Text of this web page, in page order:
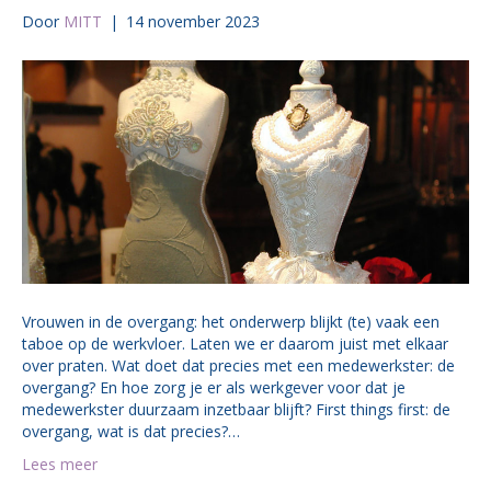
Door MITT | 14 november 2023
Vrouwen in de overgang: het onderwerp blijkt (te) vaak een
taboe op de werkvloer. Laten we er daarom juist met elkaar
over praten. Wat doet dat precies met een medewerkster: de
overgang? En hoe zorg je er als werkgever voor dat je
medewerkster duurzaam inzetbaar blijft? First things first: de
overgang, wat is dat precies?…
Lees meer